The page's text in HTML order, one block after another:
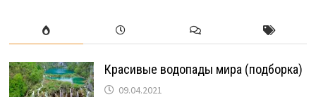
Красивые водопады мира (подборка)
09.04.2021